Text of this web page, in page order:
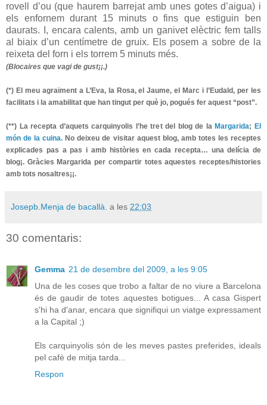
rovell d’ou (que haurem barrejat amb unes gotes d’aigua) i
els enfornem durant 15 minuts o fins que estiguin ben
daurats. I, encara calents, amb un ganivet elèctric fem talls
al biaix d’un centímetre de gruix. Els posem a sobre de la
reixeta del forn i els torrem 5 minuts més.
(Blocaires que vagi de gust¡¡.)
(*) El meu agraïment a L’Eva, la Rosa, el Jaume, el Marc i l’Eudald, per les
facilitats i la amabilitat que han tingut per què jo, pogués fer aquest “post”.
(**) La recepta d’aquets carquinyolis l’he tret del blog de la Margarida; El
món de la cuina. No deixeu de visitar aquest blog, amb totes les receptes
explicades pas a pas i amb històries en cada recepta… una delícia de
blog¡. Gràcies Margarida per compartir totes aquestes receptes/histories
amb tots nosaltres¡¡.
Josepb.Menja de bacallà. a les 22:03
30 comentaris:
Gemma 21 de desembre del 2009, a les 9:05
Una de les coses que trobo a faltar de no viure a Barcelona
és de gaudir de totes aquestes botigues... A casa Gispert
s'hi ha d'anar, encara que signifiqui un viatge expressament
a la Capital ;)
Els carquinyolis són de les meves pastes preferides, ideals
pel cafè de mitja tarda...
Respon